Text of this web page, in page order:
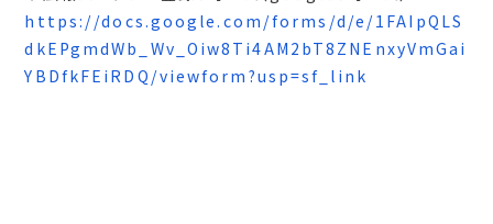
https://docs.google.com/forms/d/e/1FAIpQLS
dkEPgmdWb_Wv_Oiw8Ti4AM2bT8ZNEnxyVmGai
YBDfkFEiRDQ/viewform?usp=sf_link